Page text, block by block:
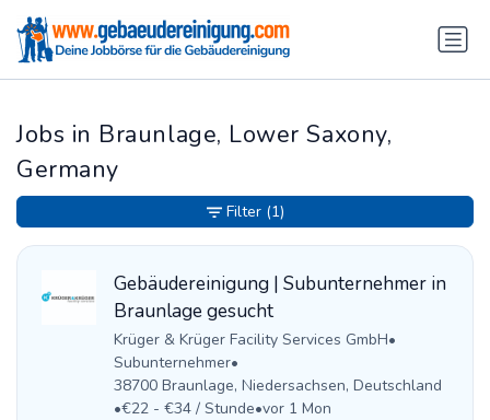
Jobs in Braunlage, Lower Saxony,
Germany
Gebäudereinigung | Subunternehmer in
Braunlage gesucht
Krüger & Krüger Facility Services GmbH•
Subunternehmer•
38700 Braunlage, Niedersachsen, Deutschland
•€22 - €34 / Stunde•vor 1 Mon
Filter (1)